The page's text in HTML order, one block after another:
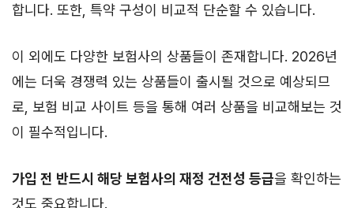
합니다. 또한, 특약 구성이 비교적 단순할 수 있습니다.
이 외에도 다양한 보험사의 상품들이 존재합니다. 2026년
에는 더욱 경쟁력 있는 상품들이 출시될 것으로 예상되므
로, 보험 비교 사이트 등을 통해 여러 상품을 비교해보는 것
이 필수적입니다.
가입 전 반드시 해당 보험사의 재정 건전성 등급을 확인하는
것도 중요합니다.